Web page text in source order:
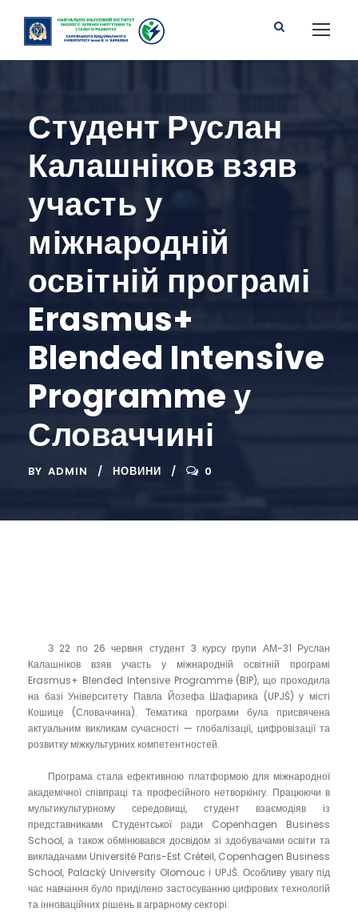
Студент Руслан
Калашніков взяв
участь у
міжнародній
освітній програмі
Erasmus+
Blended Intensive
Programme у
Словаччині
BY ADMIN НОВИНИ 0
З 22 по 26 червня студент 3 курсу групи АМ-31 Руслан
Калашніков взяв участь у міжнародній освітній програмі
Erasmus+ Blended Intensive Programme (BIP), що проходила
на базі Університету Павла Йозефа Шафарика (UPJŠ) у місті
Кошице (Словаччина). Тематика програми була присвячена
актуальним викликам сучасності — глобалізації, цифровізації та
розвитку міжкультурних компетентностей.
Програма стала ефективною платформою для міжнародної
академічної співпраці та професійного нетворкінгу. Працюючи в
мультикультурному середовищі, студент взаємодіяв із
представниками Студентської ради Copenhagen Business
School, а також обмінювався досвідом зі здобувачами освіти та
викладачами Université Paris-Est Créteil, Copenhagen Business
School, Palacký University Olomouc і UPJŠ. Особливу увагу під
час навчання було приділено застосуванню цифрових технологій
та інноваційних рішень в аграрному секторі.